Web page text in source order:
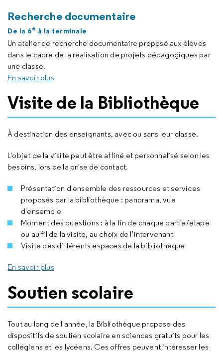
Recherche documentaire
De la 6e à la terminale
Un atelier de recherche documentaire proposé aux élèves
dans le cadre de la réalisation de projets pédagogiques par
une classe.
En savoir plus
Visite de la Bibliothèque
À destination des enseignants, avec ou sans leur classe.
L'objet de la visite peut être affiné et personnalisé selon les
besoins, lors de la prise de contact.
Présentation d'ensemble des ressources et services
proposés par la bibliothèque : panorama, vue
d'ensemble
Moment des questions : à la fin de chaque partie/étape
ou au fil de la visite, au choix de l’intervenant
Visite des différents espaces de la bibliothèque
En savoir plus
Soutien scolaire
Tout au long de l'année, la Bibliothèque propose des
dispositifs de soutien scolaire en sciences gratuits pour les
collégiens et les lycéens. Ces offres peuvent intéresser les